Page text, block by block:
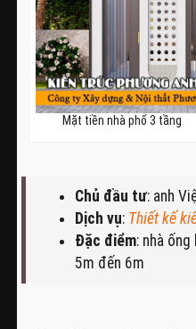
Mặt tiền nhà phố 3 tầng
Chủ đầu tư: anh
Dịch vụ: Thiết kế
Đặc điểm: nhà
5m đến 6m